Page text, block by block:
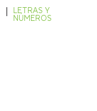
LETRAS Y
NÚMEROS